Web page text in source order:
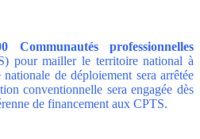
Communautés professionnelles
pour mailler le territoire national à
de déploiement sera arrêtée
conventionnelle sera engagée dès
de financement aux CPTS.